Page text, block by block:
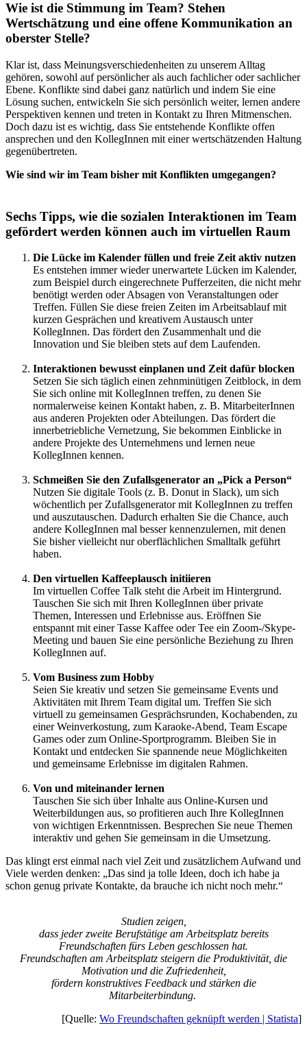
Wie ist die Stimmung im Team? Stehen
Wertschätzung und eine offene Kommunikation an
oberster Stelle?
Klar ist, dass Meinungsverschiedenheiten zu unserem Alltag
gehören, sowohl auf persönlicher als auch fachlicher oder sachlicher
Ebene. Konflikte sind dabei ganz natürlich und indem Sie eine
Lösung suchen, entwickeln Sie sich persönlich weiter, lernen andere
Perspektiven kennen und treten in Kontakt zu Ihren Mitmenschen.
Doch dazu ist es wichtig, dass Sie entstehende Konflikte offen
ansprechen und den KollegInnen mit einer wertschätzenden Haltung
gegenübertreten.
Wie sind wir im Team bisher mit Konflikten umgegangen?
Sechs Tipps, wie die sozialen Interaktionen im Team
gefördert werden können auch im virtuellen Raum
Die Lücke im Kalender füllen und freie Zeit aktiv nutzen
Es entstehen immer wieder unerwartete Lücken im Kalender,
zum Beispiel durch eingerechnete Pufferzeiten, die nicht mehr
benötigt werden oder Absagen von Veranstaltungen oder
Treffen. Füllen Sie diese freien Zeiten im Arbeitsablauf mit
kurzen Gesprächen und kreativem Austausch unter
KollegInnen. Das fördert den Zusammenhalt und die
Innovation und Sie bleiben stets auf dem Laufenden.
Interaktionen bewusst einplanen und Zeit dafür blocken
Setzen Sie sich täglich einen zehnminütigen Zeitblock, in dem
Sie sich online mit KollegInnen treffen, zu denen Sie
normalerweise keinen Kontakt haben, z. B. MitarbeiterInnen
aus anderen Projekten oder Abteilungen. Das fördert die
innerbetriebliche Vernetzung, Sie bekommen Einblicke in
andere Projekte des Unternehmens und lernen neue
KollegInnen kennen.
Schmeißen Sie den Zufallsgenerator an „Pick a Person“
Nutzen Sie digitale Tools (z. B. Donut in Slack), um sich
wöchentlich per Zufallsgenerator mit KollegInnen zu treffen
und auszutauschen. Dadurch erhalten Sie die Chance, auch
andere KollegInnen mal besser kennenzulernen, mit denen
Sie bisher vielleicht nur oberflächlichen Smalltalk geführt
haben.
Den virtuellen Kaffeeplausch initiieren
Im virtuellen Coffee Talk steht die Arbeit im Hintergrund.
Tauschen Sie sich mit Ihren KollegInnen über private
Themen, Interessen und Erlebnisse aus. Eröffnen Sie
entspannt mit einer Tasse Kaffee oder Tee ein Zoom-/Skype-
Meeting und bauen Sie eine persönliche Beziehung zu Ihren
KollegInnen auf.
Vom Business zum Hobby
Seien Sie kreativ und setzen Sie gemeinsame Events und
Aktivitäten mit Ihrem Team digital um. Treffen Sie sich
virtuell zu gemeinsamen Gesprächsrunden, Kochabenden, zu
einer Weinverkostung, zum Karaoke-Abend, Team Escape
Games oder zum Online-Sportprogramm. Bleiben Sie in
Kontakt und entdecken Sie spannende neue Möglichkeiten
und gemeinsame Erlebnisse im digitalen Rahmen.
Von und miteinander lernen
Tauschen Sie sich über Inhalte aus Online-Kursen und
Weiterbildungen aus, so profitieren auch Ihre KollegInnen
von wichtigen Erkenntnissen. Besprechen Sie neue Themen
interaktiv und gehen Sie gemeinsam in die Umsetzung.
Das klingt erst einmal nach viel Zeit und zusätzlichem Aufwand und
Viele werden denken: „Das sind ja tolle Ideen, doch ich habe ja
schon genug private Kontakte, da brauche ich nicht noch mehr.“
Studien zeigen,
dass jeder zweite Berufstätige am Arbeitsplatz bereits
Freundschaften fürs Leben geschlossen hat.
Freundschaften am Arbeitsplatz steigern die Produktivität, die
Motivation und die Zufriedenheit,
fördern konstruktives Feedback und stärken die
Mitarbeiterbindung.
[Quelle: Wo Freundschaften geknüpft werden | Statista]